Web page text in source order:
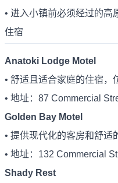
• 进入小镇前必须经过的高
住宿
Anatoki Lodge Motel
• 舒适且适合家庭的住宿，
• 地址：87 Commercial
Golden Bay Motel
• 提供现代化的客房和舒适
• 地址：132 Commercial
Shady Rest